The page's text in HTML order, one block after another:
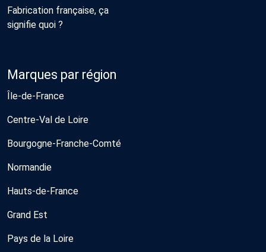
Fabrication française, ça
signifie quoi ?
Marques par région
Île-de-France
Centre-Val de Loire
Bourgogne-Franche-Comté
Normandie
Hauts-de-France
Grand Est
Pays de la Loire